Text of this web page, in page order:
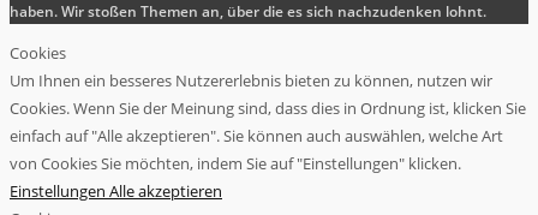
haben. Wir stoßen Themen an, über die es sich nachzudenken lohnt.
Cookies
Um Ihnen ein besseres Nutzererlebnis bieten zu können, nutzen wir
Cookies. Wenn Sie der Meinung sind, dass dies in Ordnung ist, klicken Sie
einfach auf "Alle akzeptieren". Sie können auch auswählen, welche Art
von Cookies Sie möchten, indem Sie auf "Einstellungen" klicken.
Einstellungen Alle akzeptieren